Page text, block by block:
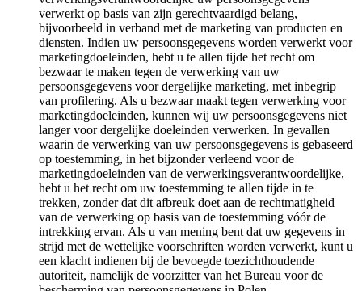
verwerkt op basis van zijn gerechtvaardigd belang,
bijvoorbeeld in verband met de marketing van producten en
diensten. Indien uw persoonsgegevens worden verwerkt voor
marketingdoeleinden, hebt u te allen tijde het recht om
bezwaar te maken tegen de verwerking van uw
persoonsgegevens voor dergelijke marketing, met inbegrip
van profilering. Als u bezwaar maakt tegen verwerking voor
marketingdoeleinden, kunnen wij uw persoonsgegevens niet
langer voor dergelijke doeleinden verwerken. In gevallen
waarin de verwerking van uw persoonsgegevens is gebaseerd
op toestemming, in het bijzonder verleend voor de
marketingdoeleinden van de verwerkingsverantwoordelijke,
hebt u het recht om uw toestemming te allen tijde in te
trekken, zonder dat dit afbreuk doet aan de rechtmatigheid
van de verwerking op basis van de toestemming vóór de
intrekking ervan. Als u van mening bent dat uw gegevens in
strijd met de wettelijke voorschriften worden verwerkt, kunt u
een klacht indienen bij de bevoegde toezichthoudende
autoriteit, namelijk de voorzitter van het Bureau voor de